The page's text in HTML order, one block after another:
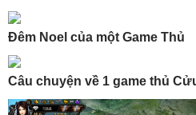
Đêm Noel của một Game Thủ
Câu chuyện về 1 game thủ